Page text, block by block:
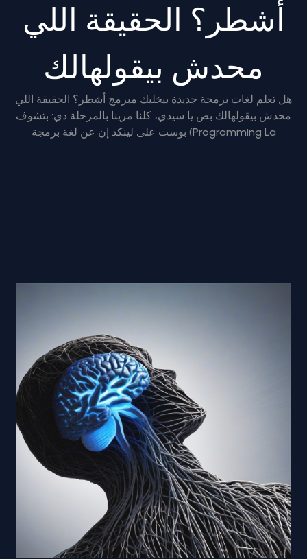
أشطر؟ الحقيقة اللي
محدش بيقولهالك
هل تعلم لغات برمجة جديدة بيخليك مبرمج أشطر؟ الحقيقة اللي
محدش بيقولهالك بص يا سيدي، كلنا مرينا بالمرحلة دي: بتشوف
بوست على لينكد إن عن لغة برمجة (Programming La